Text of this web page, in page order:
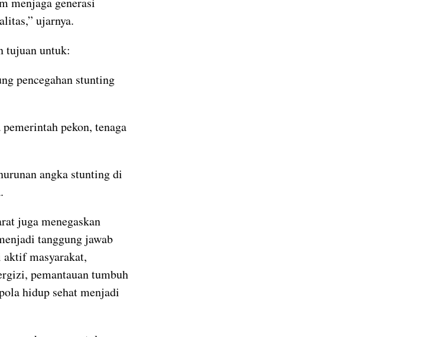
ujarnya.
tujuan untuk:
pencegahan stunting
pekon, tenaga
angka stunting di
juga menegaskan
tanggung jawab
masyarakat,
pemantauan tumbuh
hidup sehat menjadi